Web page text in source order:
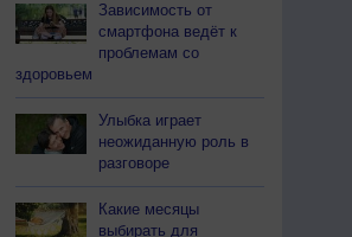
Зависимость от
смартфона ведёт к
проблемам со
здоровьем
Улыбка играет
неожиданную роль в
разговоре
Какие месяцы
выбирать для